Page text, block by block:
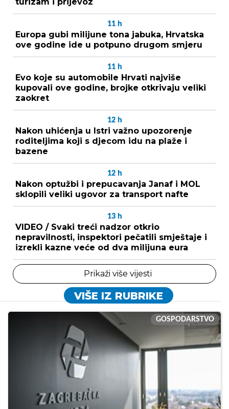
11 h
Europa gubi milijune tona jabuka, Hrvatska
ove godine ide u potpuno drugom smjeru
11 h
Evo koje su automobile Hrvati najviše
kupovali ove godine, brojke otkrivaju veliki
zaokret
12 h
Nakon uhićenja u Istri važno upozorenje
roditeljima koji s djecom idu na plaže i
bazene
12 h
Nakon optužbi i prepucavanja Janaf i MOL
sklopili veliki ugovor za transport nafte
13 h
VIDEO / Svaki treći nadzor otkrio
nepravilnosti, inspektori pečatili smještaje i
izrekli kazne veće od dva milijuna eura
Prikaži više vijesti
VIŠE IZ RUBRIKE
GOSPODARSTVO